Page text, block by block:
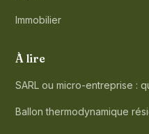
Immobilier
À lire
SARL ou micro-entreprise :
Ballon thermodynamique